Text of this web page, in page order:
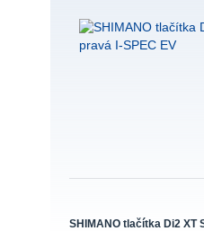
SHIMANO tlačítka Di2 XT